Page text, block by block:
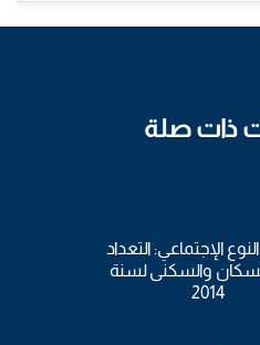
ذات صلة
الإجتماعي: التعداد
والسكنى لسنة
2014